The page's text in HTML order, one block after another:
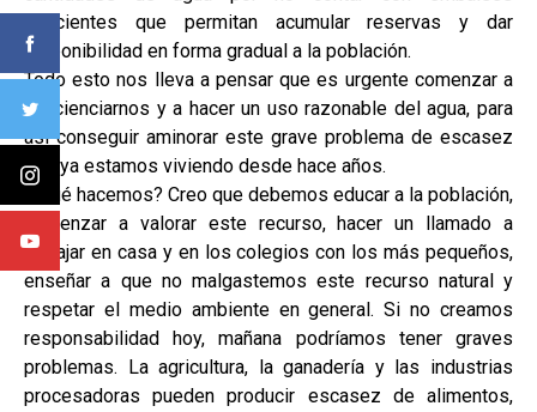
suficientes que permitan acumular reservas y dar
disponibilidad en forma gradual a la población.
Todo esto nos lleva a pensar que es urgente comenzar a
concienciarnos y a hacer un uso razonable del agua, para
así conseguir aminorar este grave problema de escasez
que ya estamos viviendo desde hace años.
¿Qué hacemos? Creo que debemos educar a la población,
comenzar a valorar este recurso, hacer un llamado a
trabajar en casa y en los colegios con los más pequeños,
enseñar a que no malgastemos este recurso natural y
respetar el medio ambiente en general. Si no creamos
responsabilidad hoy, mañana podríamos tener graves
problemas. La agricultura, la ganadería y las industrias
procesadoras pueden producir escasez de alimentos,